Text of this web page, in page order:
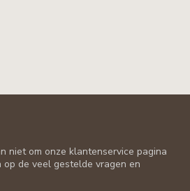
niet om onze klantenservice pagina
de veel gestelde vragen en